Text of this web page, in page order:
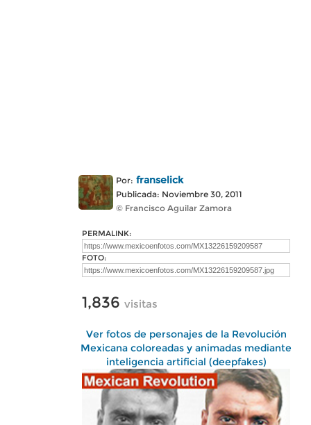
Por: franselick
Publicada: Noviembre 30, 2011
© Francisco Aguilar Zamora
PERMALINK:
FOTO:
1,836 visitas
Ver fotos de personajes de la Revolución
Mexicana coloreadas y animadas mediante
inteligencia artificial (deepfakes)